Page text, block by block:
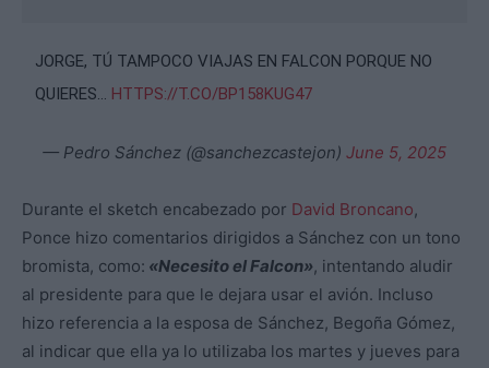
JORGE, TÚ TAMPOCO VIAJAS EN FALCON PORQUE NO
QUIERES... HTTPS://T.CO/BP158KUG47
— Pedro Sánchez (@sanchezcastejon) June 5, 2025
Durante el sketch encabezado por David Broncano,
Ponce hizo comentarios dirigidos a Sánchez con un tono
bromista, como: «Necesito el Falcon», intentando aludir
al presidente para que le dejara usar el avión. Incluso
hizo referencia a la esposa de Sánchez, Begoña Gómez,
al indicar que ella ya lo utilizaba los martes y jueves para